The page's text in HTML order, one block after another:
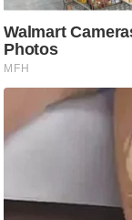
g
N
e
ला
स्टा